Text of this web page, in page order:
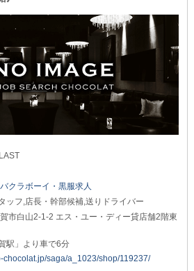
あなたへのプレゼントです◎
うため
いる当店。
ピッタリの待遇です！
もOKなので
躍できる◆◇
経験者さんも大歓迎！
ことがあっても
ローするので安心です◎
迎えいたします。
に
ありません！
クラボーイ・黒服求人
ッフ,店長・幹部候補,送りドライバー
市白山2-1-2 エス・ユー・ディー貸店舗2階東
駅」より車で6分
chocolat.jp/saga/a_1023/shop/119237/